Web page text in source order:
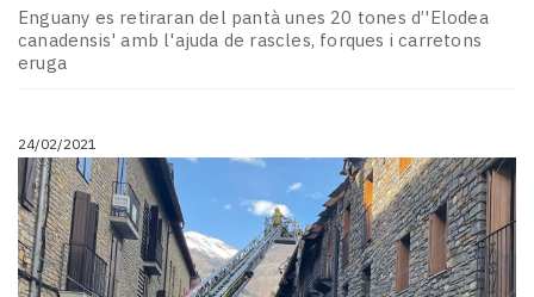
Enguany es retiraran del pantà unes 20 tones d’'Elodea
canadensis' amb l'ajuda de rascles, forques i carretons
eruga
24/02/2021